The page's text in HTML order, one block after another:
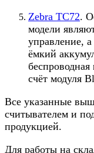
Zebra TC72.
модели
управление,
ёмкий
беспроводная
счёт модуля
Все указанные
считывателем и
продукцией.
Для работы на